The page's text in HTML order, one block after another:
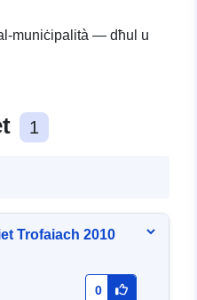
muniċipalità — dħul u
1
Trofaiach 2010
0